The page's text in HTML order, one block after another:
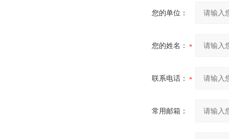
您的单位：
您的姓名：
联系电话：
常用邮箱：